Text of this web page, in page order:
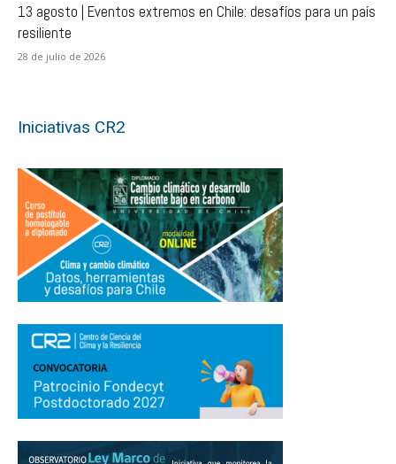
13 agosto | Eventos extremos en Chile: desafíos para un país
resiliente
28 de julio de 2026
Iniciativas CR2